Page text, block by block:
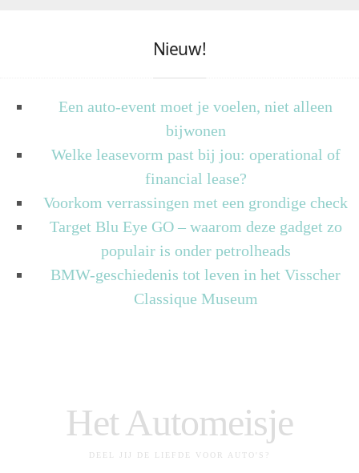
Nieuw!
Een auto-event moet je voelen, niet alleen
bijwonen
Welke leasevorm past bij jou: operational of
financial lease?
Voorkom verrassingen met een grondige check
Target Blu Eye GO – waarom deze gadget zo
populair is onder petrolheads
BMW-geschiedenis tot leven in het Visscher
Classique Museum
Het Automeisje
DEEL JIJ DE LIEFDE VOOR AUTO'S?